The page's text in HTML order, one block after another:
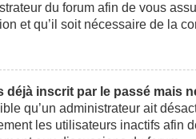
du forum afin de vous
et qu’il soit nécessaire de la
déjà inscrit par le passé mais
qu’un administrateur ait
les utilisateurs inactifs afin